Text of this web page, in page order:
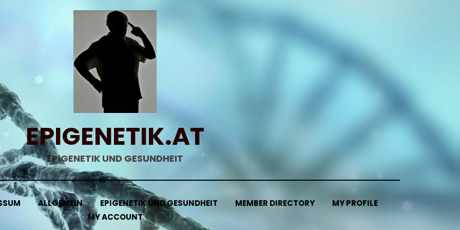
EPIGENETIK.AT
EPIGENETIK UND GESUNDHEIT
ALLGEMEIN EPIGENETIK UND GESUNDHEIT MEMBER DIRECTORY
MY PROFILE
MY ACCOUNT